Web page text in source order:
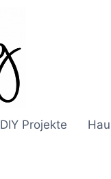
DIY Projekte